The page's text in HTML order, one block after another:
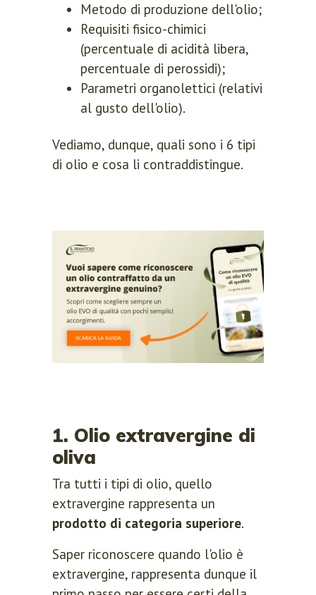
Metodo di produzione dell'olio;
Requisiti fisico-chimici
(percentuale di acidità libera,
percentuale di perossidi);
Parametri organolettici (relativi
al gusto dell'olio).
Vediamo, dunque, quali sono i 6 tipi
di olio e cosa li contraddistingue.
1. Olio extravergine di
oliva
Tra tutti i tipi di olio, quello
extravergine rappresenta un
prodotto di categoria superiore.
Saper riconoscere quando l'olio è
extravergine, rappresenta dunque il